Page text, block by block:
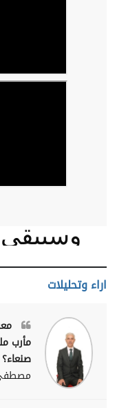
وسيبقى
اراء وتحليلات
مأرب
صنعاء؟